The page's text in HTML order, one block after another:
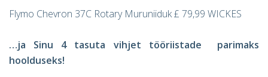
Flymo Chevron 37C Rotary Muruniiduk £ 79,99 WICKES
…ja Sinu 4 tasuta vihjet tööriistade parimaks
hoolduseks!